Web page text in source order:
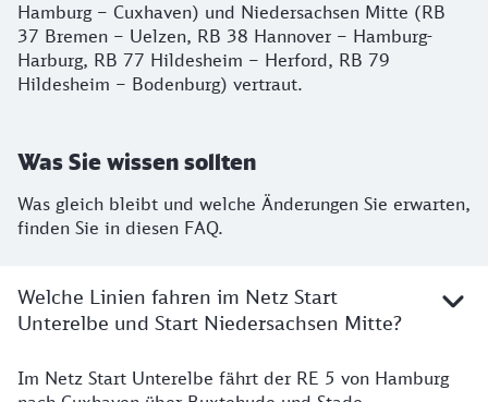
Hamburg – Cuxhaven) und Niedersachsen Mitte (RB
37 Bremen – Uelzen, RB 38 Hannover – Hamburg-
Harburg, RB 77 Hildesheim – Herford, RB 79
Hildesheim – Bodenburg) vertraut.
Was Sie wissen sollten
Was gleich bleibt und welche Änderungen Sie erwarten,
finden Sie in diesen FAQ.
Welche Linien fahren im Netz Start
Unterelbe und Start Niedersachsen Mitte?
Details
Im Netz Start Unterelbe fährt der RE 5 von Hamburg